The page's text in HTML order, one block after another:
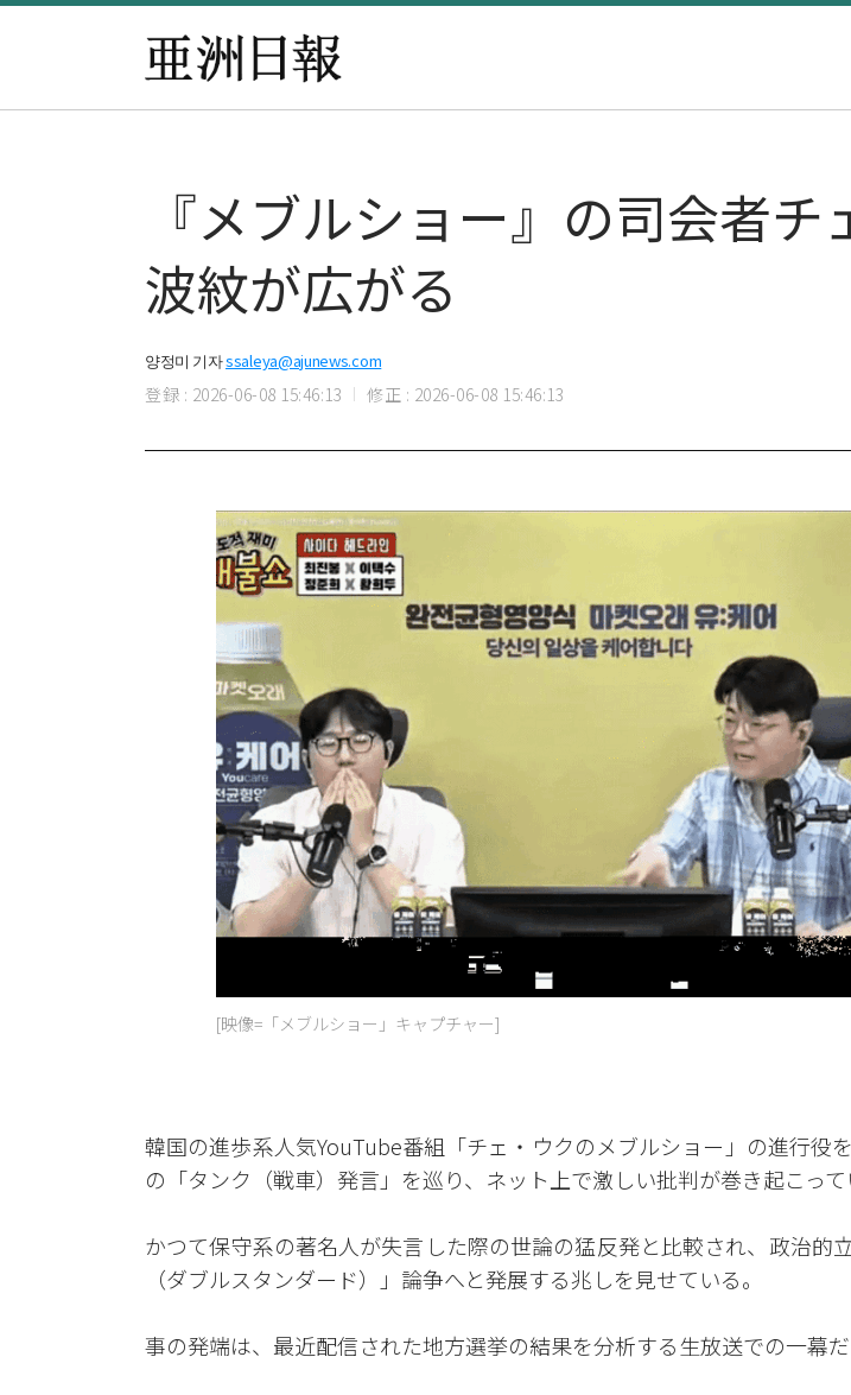
『メブルショー』の司会者チ
波紋が広がる
양정미 기자ssaleya@ajunews.com
登録 : 2026-06-08 15:46:13 修正 : 2026-06-08 15:46:13
[映像=「メブルショー」キャプチャー]
韓国の進歩系人気YouTube番組「チェ・ウクのメブルショー」の進行役
の「タンク（戦車）発言」を巡り、ネット上で激しい批判が巻き起こって
かつて保守系の著名人が失言した際の世論の猛反発と比較され、政治的
（ダブルスタンダード）」論争へと発展する兆しを見せている。
事の発端は、最近配信された地方選挙の結果を分析する生放送での一幕だ